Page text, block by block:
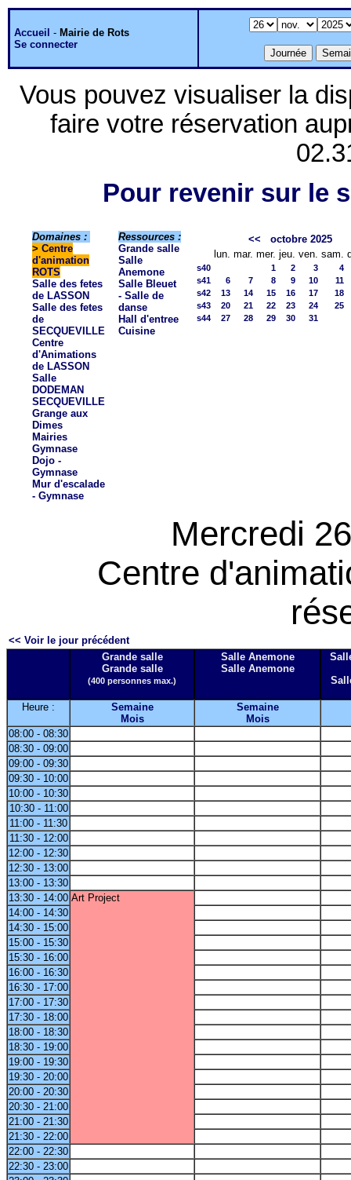
Accueil - Mairie de Rots
Se connecter
Vous pouvez visualiser la
faire votre réservation
Pour revenir sur le
Domaines :
> Centre
d'animation
ROTS
Salle des fetes
de LASSON
Salle des fetes
de
SECQUEVILLE
Centre
d'Animations
de LASSON
Salle
DODEMAN
SECQUEVILLE
Grange aux
Dimes
Mairies
Gymnase
Dojo -
Gymnase
Mur d'escalade
- Gymnase
Ressources :
Grande salle
Salle
Anemone
Salle Bleuet
- Salle de
danse
Hall d'entree
Cuisine
<<
octobre 2025
lun. mar. mer. jeu. ven. sam.
s40 1 2 3
4
s41
6 7 8 9 10
11
s42
13 14 15 16 17
18
s43
20 21 22 23 24
25
s44
27 28 29 30 31
Mercredi
Centre
<< Voir le jour précédent
Grande salle
Grande salle
(400 personnes max.)
Salle Anemone
Salle Anemone
Heure :
Semaine
Mois
Semaine
Mois
08:00 - 08:30
08:30 - 09:00
09:00 - 09:30
09:30 - 10:00
10:00 - 10:30
10:30 - 11:00
11:00 - 11:30
11:30 - 12:00
12:00 - 12:30
12:30 - 13:00
13:00 - 13:30
13:30 - 14:00 Art Project
14:00 - 14:30
14:30 - 15:00
15:00 - 15:30
15:30 - 16:00
16:00 - 16:30
16:30 - 17:00
17:00 - 17:30
17:30 - 18:00
18:00 - 18:30
18:30 - 19:00
19:00 - 19:30
19:30 - 20:00
20:00 - 20:30
20:30 - 21:00
21:00 - 21:30
21:30 - 22:00
22:00 - 22:30
22:30 - 23:00